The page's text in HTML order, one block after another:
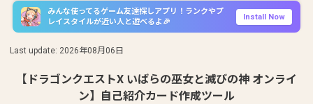
みんな使ってるゲーム友達探しアプリ！ランクやプ
レイスタイルが近い人と遊べるよ🎉
Install Now
Last update: 2026年08月06日
【ドラゴンクエストX いばらの巫女と滅びの神 オンライ
ン】自己紹介カード作成ツール